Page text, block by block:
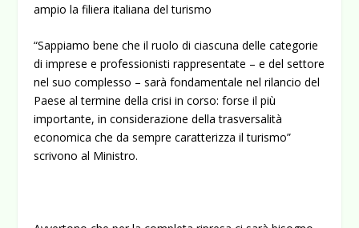
ampio la filiera italiana del turismo
“Sappiamo bene che il ruolo di ciascuna delle categorie
di imprese e professionisti rappresentate – e del settore
nel suo complesso – sarà fondamentale nel rilancio del
Paese al termine della crisi in corso: forse il più
importante, in considerazione della trasversalità
economica che da sempre caratterizza il turismo”
scrivono al Ministro.